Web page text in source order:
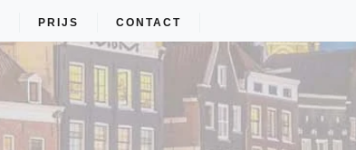
PRIJS CONTACT